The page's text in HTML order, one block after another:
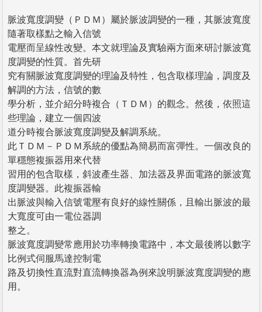
脈波寬度調變（ＰＤＭ）屬於脈波調變的一種，其脈波寬度
隨著取樣點之輸入信號
電壓而呈線性改變。本文就理論及實驗兩方面來研討脈波寬
度調變的性質。首先研
究有關脈波寬度調變的理論及特性，包含取樣理論，調度及
解調的方法，信號的數
學分析，並介紹分時複合（ＴＤＭ）的觀念。然後，依照這
些理論，建立一個四波
道分時複合脈波寬度調變及解調系統。
此ＴＤＭ－ＰＤＭ系統的優點為簡易而富彈性。一個改良的
單穩態複振器用來代替
習用的包含取樣，斜波產生器、加法器及界面電路的脈波寬
度調變器。此複振器輸
出脈波與輸入信號電壓有良好的線性關係，且輸出脈波的最
大寬度可由一電位器調
整之。
脈波寬度調變常應用於功率轉換電路中，本文最後將以數字
比例式伺服馬達控制電
路及切換性直流對直流轉換器為例來說明脈波寬度調變的應
用。